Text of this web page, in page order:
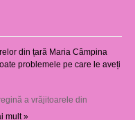
din țară Maria Câmpina
problemele pe care le aveți
a vrăjitoarele din
mult »